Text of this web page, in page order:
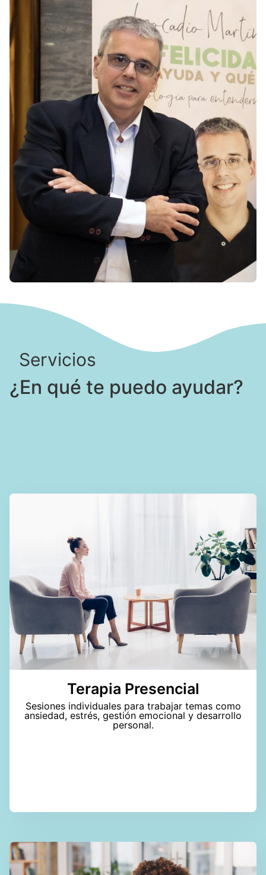
Servicios
¿En qué te puedo ayudar?
Terapia Presencial
Sesiones individuales para trabajar temas como
ansiedad, estrés, gestión emocional y desarrollo
personal.